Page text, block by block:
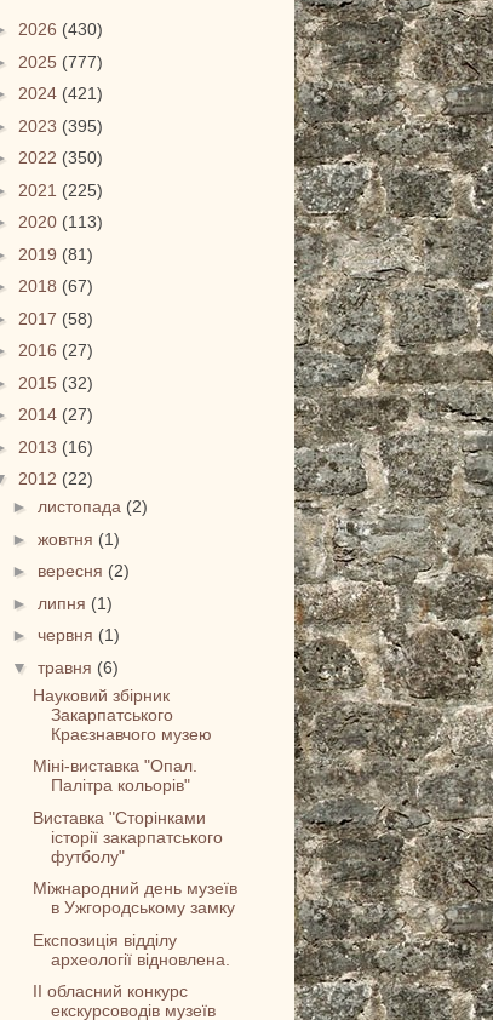
2026 (430)
2025 (777)
2024 (421)
2023 (395)
2022 (350)
2021 (225)
2020 (113)
2019 (81)
2018 (67)
2017 (58)
2016 (27)
2015 (32)
2014 (27)
2013 (16)
2012 (22)
►листопада (2)
►жовтня (1)
► вересня (2)
► липня (1)
►червня (1)
▼травня (6)
Науковий збірник
Закарпатського
Краєзнавчого музею
Mіні-виставка "Опал.
Палітра кольорів"
Виставка "Сторінками
історії закарпатського
футболу"
Міжнародний день музеїв
в Ужгородському замку
Експозиція відділу
археології відновлена.
ІІ обласний конкурс
екскурсоводів музеїв